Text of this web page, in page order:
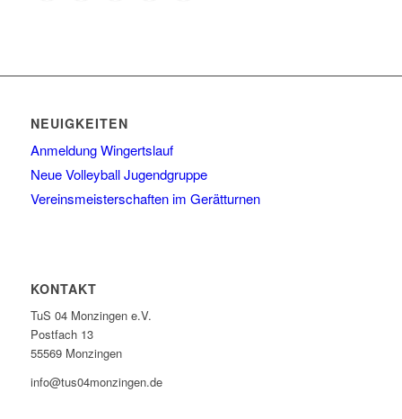
NEUIGKEITEN
Anmeldung Wingertslauf
Neue Volleyball Jugendgruppe
Vereinsmeisterschaften im Gerätturnen
KONTAKT
TuS 04 Monzingen e.V.
Postfach 13
55569 Monzingen
info@tus04monzingen.de